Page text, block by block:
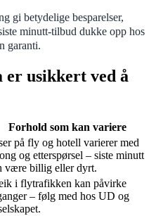
gi betydelige besparelser,
minutt-tilbud dukke opp hos
garanti.
er usikkert ved å
Forhold som kan variere
på fly og hotell varierer med
og etterspørsel – siste minutt
være billig eller dyrt.
i flytrafikken kan påvirke
– følg med hos UD og